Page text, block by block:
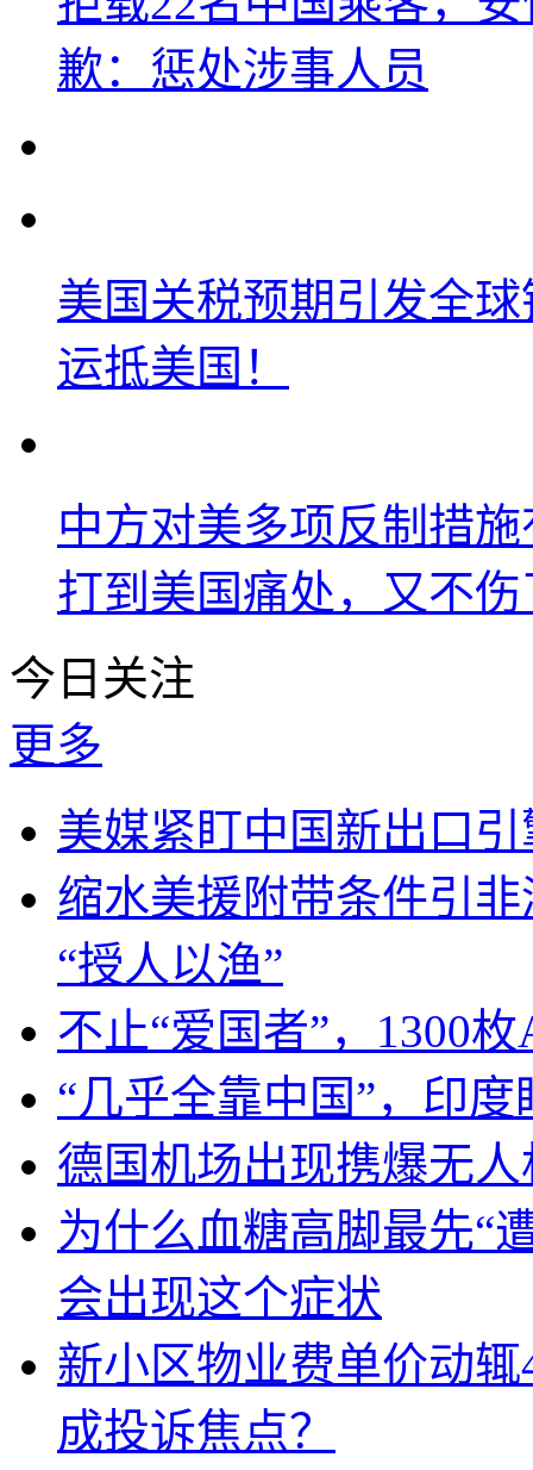
歉：惩处涉事人员
美国关税预期引发全
运抵美国！
中方对美多项反制措
打到美国痛处，又不
今日关注
更多
美媒紧盯中国新出口
缩水美援附带条件引
“授人以渔”
不止“爱国者”，1300
“几乎全靠中国”，印
德国机场出现携爆无
为什么血糖高脚最先“
会出现这个症状
新小区物业费单价动
成投诉焦点？